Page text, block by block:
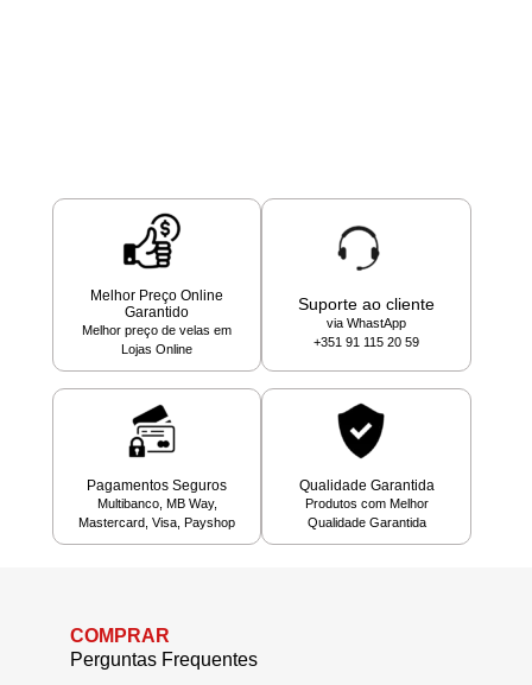
Melhor Preço Online
Garantido
Melhor preço de velas em
Lojas Online
Suporte ao cliente
via WhastApp
+351 91 115 20 59
Pagamentos Seguros
Multibanco, MB Way,
Mastercard, Visa, Payshop
Qualidade Garantida
Produtos com Melhor
Qualidade Garantida
COMPRAR
Perguntas Frequentes